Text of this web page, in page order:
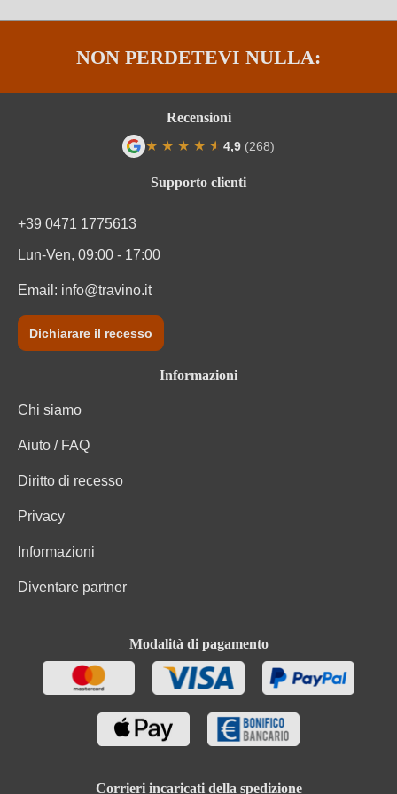
Tappo in sughero pressato
Varietà di uva
NON PERDETEVI NULLA:
Supporto clienti
+39 0471 1775613
Lun-Ven, 09:00 - 17:00
Email: info@travino.it
Dichiarare il recesso
Informazioni
Chi siamo
Aiuto / FAQ
Diritto di recesso
Privacy
Informazioni
Diventare partner
Modalità di pagamento
Corrieri incaricati della spedizione
Recensioni
★ ★ ★ ★ ★
★ 4,9 (268)